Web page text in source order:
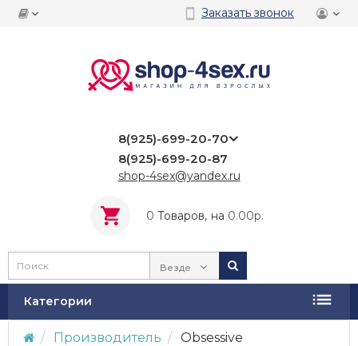
Заказать звонок
8(925)-699-20-70
8(925)-699-20-87
shop-4sex@yandex.ru
0 Tоваров, на 0.00р.
Везде
Категории
Производитель Obsessive